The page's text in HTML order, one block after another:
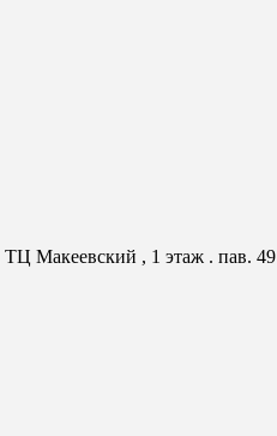
Макеевский , 1 этаж . пав. 49